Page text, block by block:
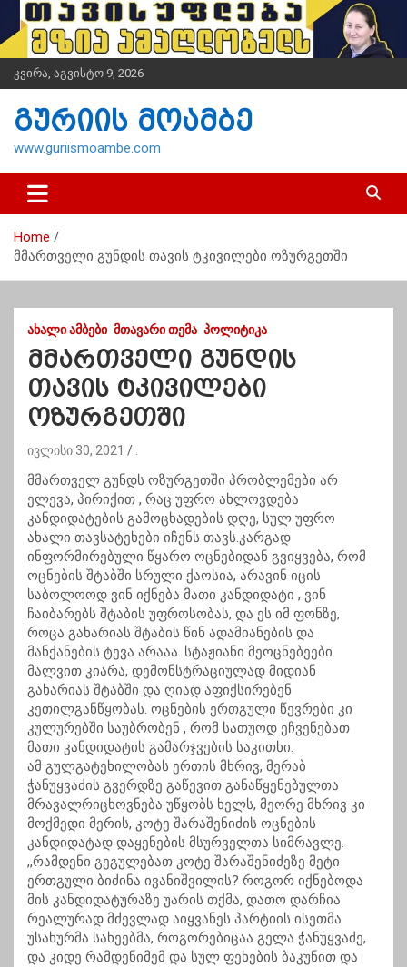
i
t
n
კვირა, აგვისტო 9, 2026
გურიის მოამბე
www.guriismoambe.com
Home
მმართველი გუნდის თავის ტკივილები ოზურგეთში
ᲐᲮᲐᲚᲘ ᲐᲛᲑᲔᲑᲘ ᲛᲗᲐᲕᲐᲠᲘ ᲗᲔᲛᲐ ᲞᲝᲚᲘᲢᲘᲙᲐ
მმართველი გუნდის
თავის ტკივილები
ოზურგეთში
ივლისი 30, 2021
მმართველ გუნდს ოზურგეთში პრობლემები არ
ელევა, პირიქით , რაც უფრო ახლოვდება
კანდიდატების გამოცხადების დღე, სულ უფრო
ახალი თავსატეხები იჩენს თავს.კარგად
ინფორმირებული წყარო ოცნებიდან გვიყვება, რომ
ოცნების შტაბში სრული ქაოსია, არავინ იცის
საბოლოოდ ვინ იქნება მათი კანდიდატი , ვინ
ჩაიბარებს შტაბის უფროსობას, და ეს იმ ფონზე,
როცა გახარიას შტაბის წინ ადამიანების და
მანქანების ტევა არააა. სტაჟიანი მეოცნებეები
მალვით კიარა, დემონსტრაციულად მიდიან
გახარიას შტაბში და ღიად აფიქსირებენ
კეთილგანწყობას. ოცნების ერთგული წევრები კი
კულურებში საუბრობენ , რომ სათუოდ ეჩვენებათ
მათი კანდიდატის გამარჯვების საკითხი.
ამ გულგატეხილობას ერთის მხრივ, მერაბ
ჭანუყვაძის გვერდზე გაწევით განაწყენებულთა
მრავალრიცხოვნება უწყობს ხელს, მეორე მხრივ კი
მოქმედი მერის, კოტე შარაშენიძის ოცნების
კანდიდატად დაყენების მსურველთა სიმრავლე.
,,რამდენი გეგულებათ კოტე შარაშენიძეზე მეტი
ერთგული ბიძინა ივანიშვილის? როგორ იქნებოდა
მის კანდიდატურაზე უარის თქმა, დათო დარჩია
რეალურად მძევლად აიყვანეს პარტიის ისეთმა
უსახურმა სახეებმა, როგორებიცაა გელა ჭანუყვაძე,
და კიდე რამდენიმემ და სულ ფეხების ბაკუნით და